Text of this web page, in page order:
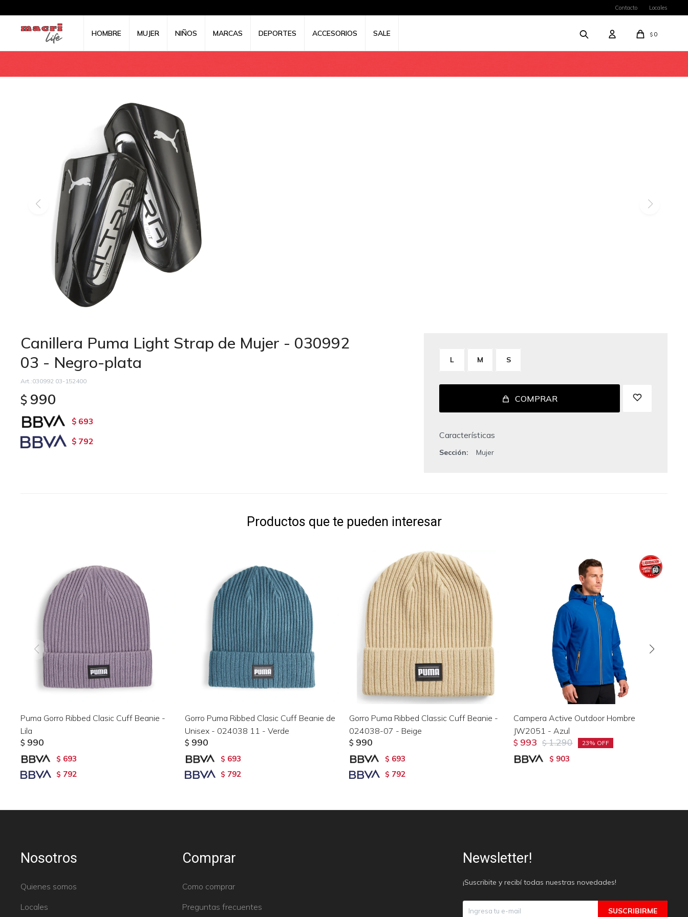
HOMBRE MUJER NIÑOS MARCAS DEPORTES ACCESORIOS SALE $ 0
Contacto Locales
Canillera Puma Light Strap de Mujer - 030992
03 - Negro-plata
030992 03-152400
$ 990
$ 693
$ 792
L M S
COMPRAR
Características
Sección Mujer
Productos que te pueden interesar
Puma Gorro Ribbed Clasic Cuff Beanie -
Lila
$ 990
$ 693
$ 792
Gorro Puma Ribbed Clasic Cuff Beanie de
Unisex - 024038 11 - Verde
$ 990
$ 693
$ 792
Gorro Puma Ribbed Classic Cuff Beanie -
024038-07 - Beige
$ 990
$ 693
$ 792
Campera Active Outdoor Hombre
JW2051 - Azul
$ 993 $ 1.290 23
$ 903
Nosotros
Quienes somos
Locales
Comprar
Como comprar
Preguntas frecuentes
Newsletter!
¡Suscribite y recibí todas nuestras novedades!
SUSCRIBIRME